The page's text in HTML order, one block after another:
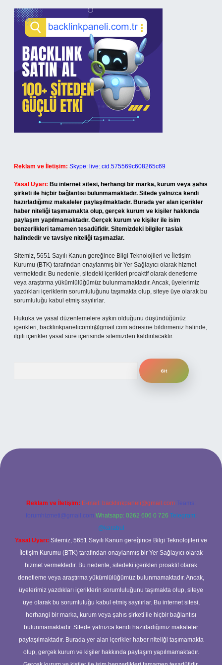
Reklam ve İletişim: Skype: live:.cid.575569c608265c69
Yasal Uyarı: Bu internet sitesi, herhangi bir marka, kurum veya şahıs
şirketi ile hiçbir bağlantısı bulunmamaktadır. Sitede yalnızca kendi
hazırladığımız makaleler paylaşılmaktadır. Burada yer alan içerikler
haber niteliği taşımamakta olup, gerçek kurum ve kişiler hakkında
paylaşım yapılmamaktadır. Gerçek kurum ve kişiler ile isim
benzerlikleri tamamen tesadüfidir. Sitemizdeki bilgiler taslak
halindedir ve tavsiye niteliği taşımazlar.
Sitemiz, 5651 Sayılı Kanun gereğince Bilgi Teknolojileri ve İletişim
Kurumu (BTK) tarafından onaylanmış bir Yer Sağlayıcı olarak hizmet
vermektedir. Bu nedenle, sitedeki içerikleri proaktif olarak denetleme
veya araştırma yükümlülüğümüz bulunmamaktadır. Ancak, üyelerimiz
yazdıkları içeriklerin sorumluluğunu taşımakta olup, siteye üye olarak bu
sorumluluğu kabul etmiş sayılırlar.
Hukuka ve yasal düzenlemelere aykırı olduğunu düşündüğünüz
içerikleri, backlinkpanelicomtr@gmail.com adresine bildirmeniz halinde,
ilgili içerikler yasal süre içerisinde sitemizden kaldırılacaktır.
giriş
Reklam ve İletişim: E-mail: backlinkpaneli@gmail.com Teams:
forumhizmeti@gmail.com Whatsapp: 0262 606 0 726 Telegram:
@karabul
Yasal Uyarı: Sitemiz, 5651 Sayılı Kanun gereğince Bilgi Teknolojileri ve
İletişim Kurumu (BTK) tarafından onaylanmış bir Yer Sağlayıcı olarak
hizmet vermektedir. Bu nedenle, sitedeki içerikleri proaktif olarak
denetleme veya araştırma yükümlülüğümüz bulunmamaktadır. Ancak,
üyelerimiz yazdıkları içeriklerin sorumluluğunu taşımakta olup, siteye
üye olarak bu sorumluluğu kabul etmiş sayılırlar. Bu internet sitesi,
herhangi bir marka, kurum veya şahıs şirketi ile hiçbir bağlantısı
bulunmamaktadır. Sitede yalnızca kendi hazırladığımız makaleler
paylaşılmaktadır. Burada yer alan içerikler haber niteliği taşımamakta
olup, gerçek kurum ve kişiler hakkında paylaşım yapılmamaktadır.